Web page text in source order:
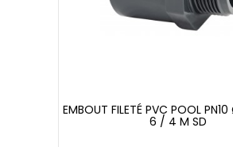
EMBOUT FILETÉ PVC POOL
6 / 4 M SD